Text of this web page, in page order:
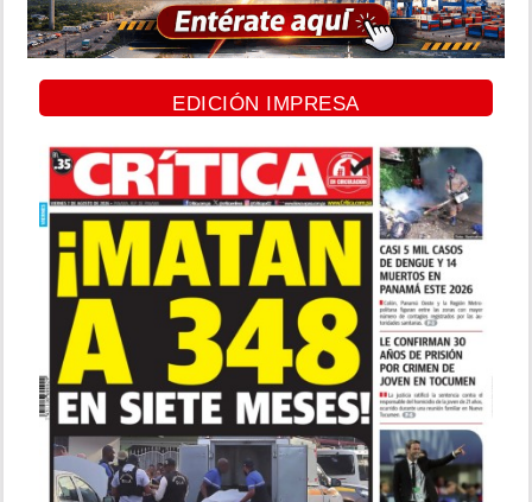
EDICIÓN IMPRESA